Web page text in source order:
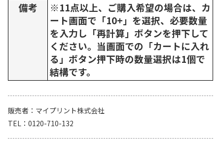
備考
※11点以上、ご購入希望の場合は、カ
ート画面で「10+」を選択、必要数量
を入力し「再計算」ボタンを押下して
ください。当画面での「カートに入れ
る」ボタン押下時の数量選択は1個で
結構です。
販売者
マイプリント株式会社
TEL
0120-710-132